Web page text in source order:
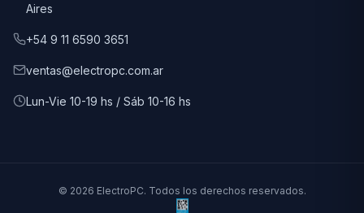
Aires
+54 9 11 6590 3651
ventas@electropc.com.ar
Lun-Vie 10-19 hs / Sáb 10-16 hs
© 2026 ElectroPC. Todos los derechos reservados.